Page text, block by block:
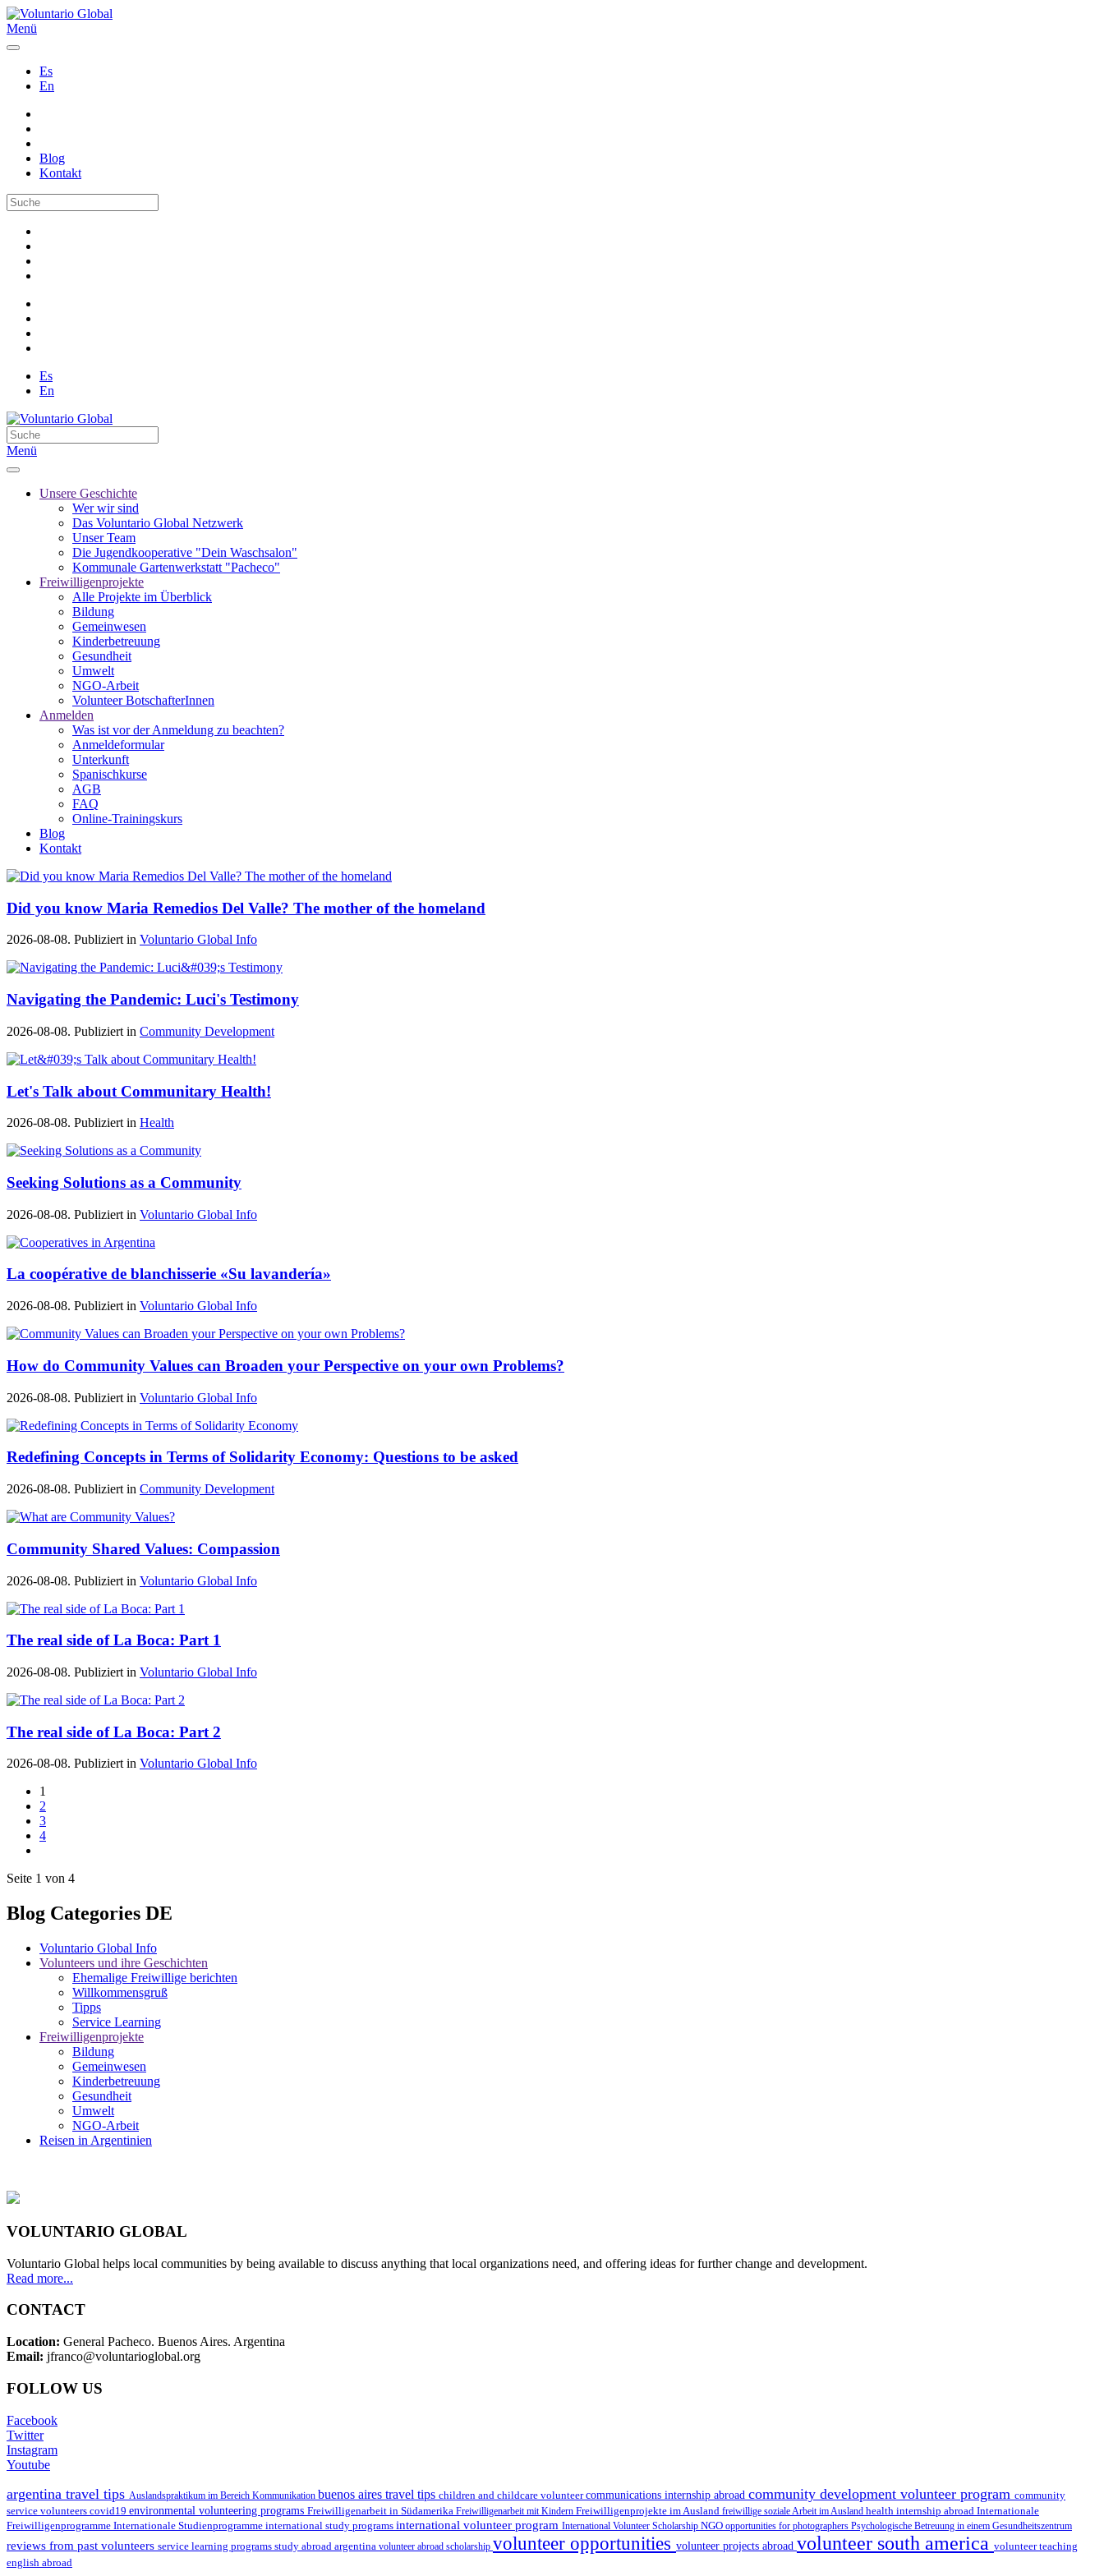
Menü
Es
En
Blog
Kontakt
Es
En
Menü
Unsere Geschichte
Wer wir sind
Das Voluntario Global Netzwerk
Unser Team
Die Jugendkooperative "Dein Waschsalon"
Kommunale Gartenwerkstatt "Pacheco"
Freiwilligenprojekte
Alle Projekte im Überblick
Bildung
Gemeinwesen
Kinderbetreuung
Gesundheit
Umwelt
NGO-Arbeit
Volunteer BotschafterInnen
Anmelden
Was ist vor der Anmeldung zu beachten?
Anmeldeformular
Unterkunft
Spanischkurse
AGB
FAQ
Online-Trainingskurs
Blog
Kontakt
Did you know Maria Remedios Del Valle? The mother of the homeland
2026-08-08. Publiziert in Voluntario Global Info
Navigating the Pandemic: Luci's Testimony
2026-08-08. Publiziert in Community Development
Let's Talk about Communitary Health!
2026-08-08. Publiziert in Health
Seeking Solutions as a Community
2026-08-08. Publiziert in Voluntario Global Info
La coopérative de blanchisserie «Su lavandería»
2026-08-08. Publiziert in Voluntario Global Info
How do Community Values can Broaden your Perspective on your own Problems?
2026-08-08. Publiziert in Voluntario Global Info
Redefining Concepts in Terms of Solidarity Economy: Questions to be asked
2026-08-08. Publiziert in Community Development
Community Shared Values: Compassion
2026-08-08. Publiziert in Voluntario Global Info
The real side of La Boca: Part 1
2026-08-08. Publiziert in Voluntario Global Info
The real side of La Boca: Part 2
2026-08-08. Publiziert in Voluntario Global Info
1
2
3
4
Seite 1 von 4
Blog Categories DE
Voluntario Global Info
Volunteers und ihre Geschichten
Ehemalige Freiwillige berichten
Willkommensgruß
Tipps
Service Learning
Freiwilligenprojekte
Bildung
Gemeinwesen
Kinderbetreuung
Gesundheit
Umwelt
NGO-Arbeit
Reisen in Argentinien
VOLUNTARIO GLOBAL
Voluntario Global helps local communities by being available to discuss anything that local organizations need, and offering ideas for further change and development.
Read more...
CONTACT
Location: General Pacheco. Buenos Aires. Argentina
Email: jfranco@voluntarioglobal.org
FOLLOW US
Facebook
Twitter
Instagram
Youtube
argentina travel tips Auslandspraktikum im Bereich Kommunikation buenos aires travel tips children and childcare volunteercommunications internship abroad community development volunteer program community
service volunteers covid19 environmental volunteering programs Freiwilligenarbeit in Südamerika Freiwilligenarbeit mit Kindern Freiwilligenprojekte im Ausland freiwillige soziale Arbeit im Ausland health internship abroad Internationale
Freiwilligenprogramme Internationale Studienprogramme international study programs international volunteer program International Volunteer Scholarship NGO opportunities for photographers Psychologische Betreuung in einem Gesundheitszentrum
reviews from past volunteers service learning programs study abroad argentina volunteer abroad scholarship volunteer opportunities volunteer projects abroad volunteer south america volunteer teaching
english abroad